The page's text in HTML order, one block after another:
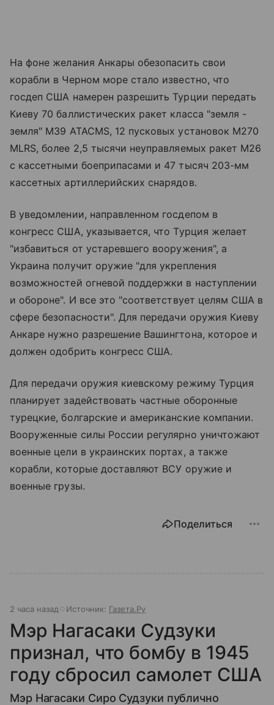
На фоне желания Анкары обезопасить свои
корабли в Черном море стало известно, что
госдеп США намерен разрешить Турции передать
Киеву 70 баллистических ракет класса "земля -
земля" M39 ATACMS, 12 пусковых установок M270
MLRS, более 2,5 тысячи неуправляемых ракет M26
с кассетными боеприпасами и 47 тысяч 203-мм
кассетных артиллерийских снарядов.
В уведомлении, направленном госдепом в
конгресс США, указывается, что Турция желает
"избавиться от устаревшего вооружения", а
Украина получит оружие "для укрепления
возможностей огневой поддержки в наступлении
и обороне". И все это "соответствует целям США в
сфере безопасности". Для передачи оружия Киеву
Анкаре нужно разрешение Вашингтона, которое и
должен одобрить конгресс США.
Для передачи оружия киевскому режиму Турция
планирует задействовать частные оборонные
турецкие, болгарские и американские компании.
Вооруженные силы России регулярно уничтожают
военные цели в украинских портах, а также
корабли, которые доставляют ВСУ оружие и
военные грузы.
Поделиться
2 часа назад Источник: Газета.Ру
Мэр Нагасаки Судзуки
признал, что бомбу в 1945
году сбросил самолет США
Мэр Нагасаки Сиро Судзуки публично